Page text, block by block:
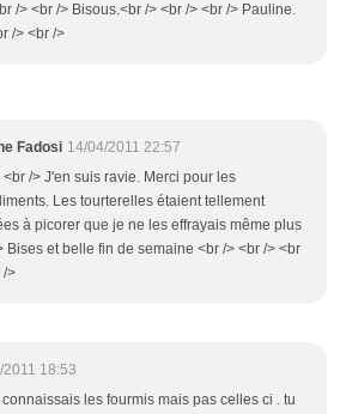
/> <br /> Bisous.<br /> <br /> <br /> Pauline.
/> <br />
Fadosi 14/04/2011 22:57
<br /> J'en suis ravie. Merci pour les
Les tourterelles étaient tellement
à picorer que je ne les effrayais même plus
Bises et belle fin de semaine <br /> <br /> <br
/>
2011 18:53
les fourmis mais pas celles ci . tu